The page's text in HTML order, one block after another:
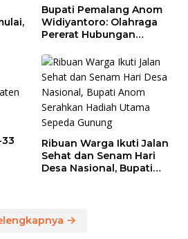
Bupati Pemalang Anom
Widiyantoro: Olahraga
Pererat Hubungan
Ribuan Warga Ikuti Jalan
Sehat dan Senam Hari
Desa Nasional, Bupati